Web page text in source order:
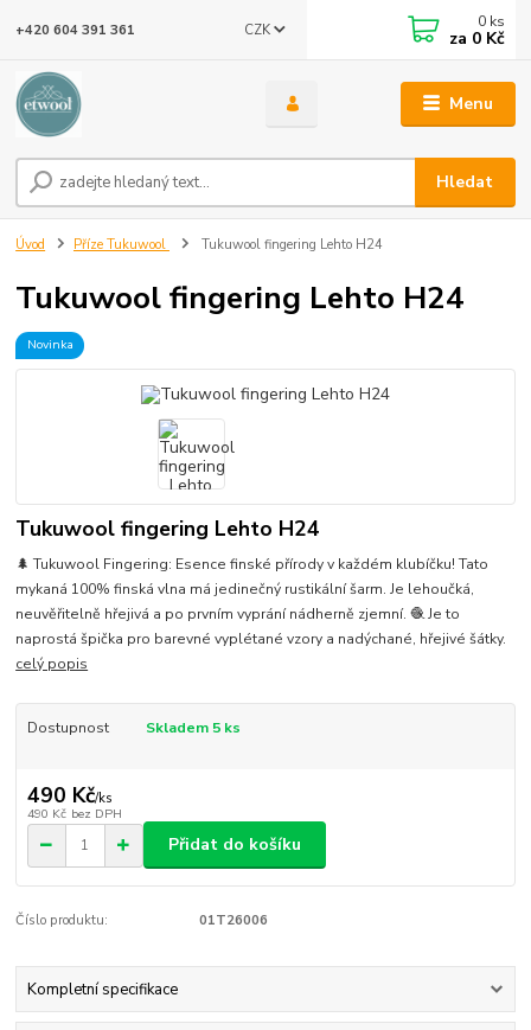
Menu
CZK
Hledat
+420 604 391 361 0 ks
za 0 Kč
Úvod Příze Tukuwool Tukuwool fingering Lehto H24
Tukuwool fingering Lehto H24
Novinka
Tukuwool fingering Lehto H24
🌲 Tukuwool Fingering: Esence finské přírody v každém klubíčku! Tato
mykaná 100% finská vlna má jedinečný rustikální šarm. Je lehoučká,
neuvěřitelně hřejivá a po prvním vyprání nádherně zjemní. 🧶 Je to
naprostá špička pro barevné vyplétané vzory a nadýchané, hřejivé šátky.
celý popis
Dostupnost Skladem 5 ks
490 Kč/ks
490 Kč bez DPH
Přidat do košíku
Číslo produktu: 01T26006
Kompletní specifikace